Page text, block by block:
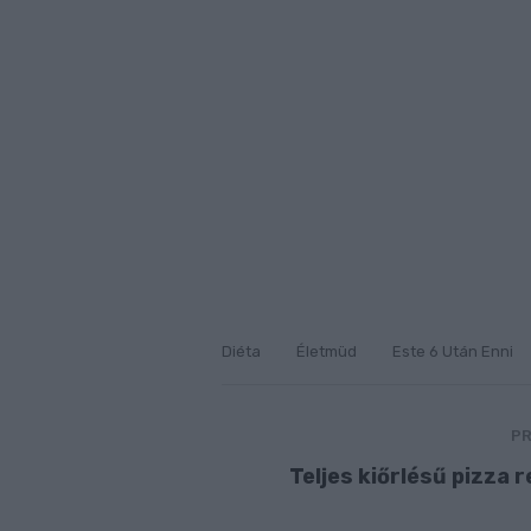
Diéta Életmüd Este 6 Után Enni
Teljes kiőrlésű pizza